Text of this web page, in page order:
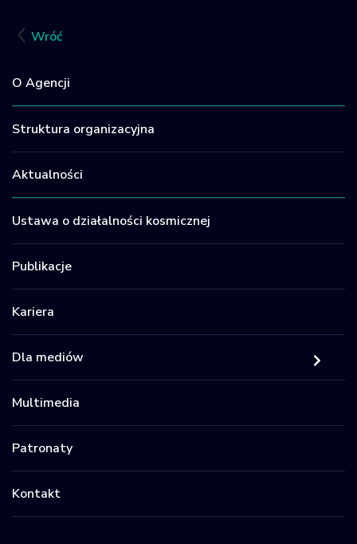
Wróć
O Agencji
Struktura organizacyjna
Aktualności
Ustawa o działalności kosmicznej
Publikacje
Kariera
Dla mediów
Multimedia
Patronaty
Kontakt